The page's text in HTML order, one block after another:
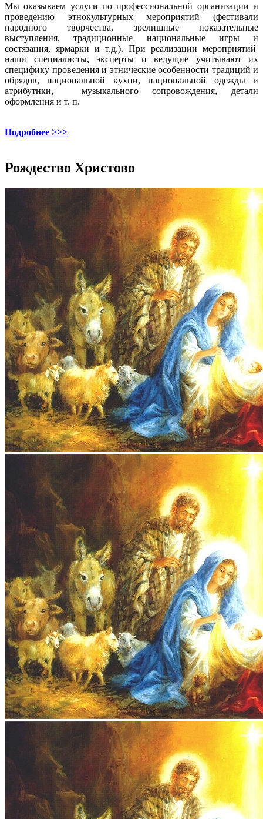
Мы оказываем услуги по профессиональной организации и
проведению этнокультурных мероприятий (фестивали
народного творчества, зрелищные показательные
выступления, традиционные национальные игры и
состязания, ярмарки и т.д.). При реализации мероприятий
наши специалисты, эксперты и ведущие учитывают их
специфику проведения и этнические особенности традиций и
обрядов, национальной кухни, национальной одежды и
атрибутики, музыкального сопровождения, детали
оформления и т. п.
Подробнее >>>
Рождество Христово